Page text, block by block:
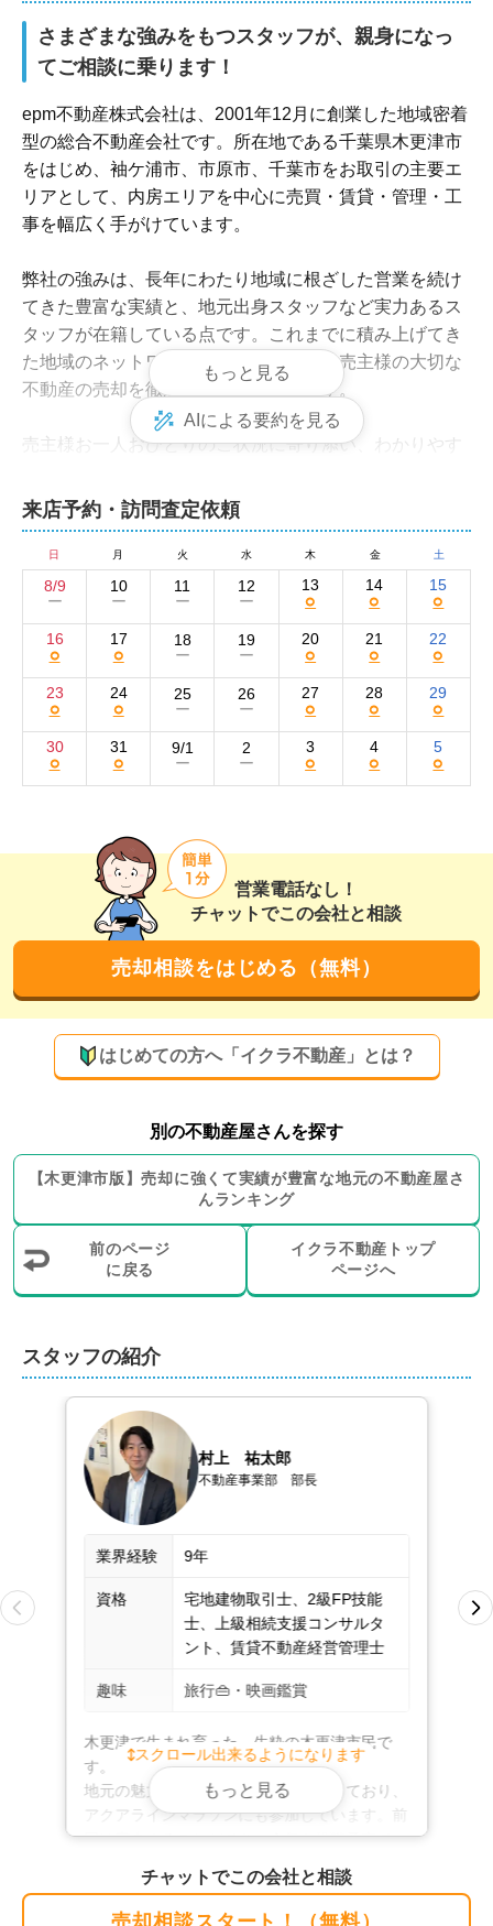
営業電話なし！
チャットでこの会社と相談
売却相談をはじめる（無料）
はじめての方へ「イクラ不動産」とは？
別の不動産屋さんを探す
【木更津市版】売却に強くて実績が豊富な地元の不動産屋さ
んランキング
前のページ
に戻る
イクラ不動産トップ
ページへ
来店予約・訪問査定依頼
日 月 火 水 木 金 土
8/9
ー
10
ー
11
ー
12
ー
13
○
14
○
15
○
16
○
17
○
18
ー
19
ー
20
○
21
○
22
○
23
○
24
○
25
ー
26
ー
27
○
28
○
29
○
30
○
31
○
9/1
ー
2
ー
3
○
4
○
5
○
さまざまな強みをもつスタッフが、親身になっ
てご相談に乗ります！
epm不動産株式会社は、2001年12月に創業した地域密着
型の総合不動産会社です。所在地である千葉県木更津市
をはじめ、袖ケ浦市、市原市、千葉市をお取引の主要エ
リアとして、内房エリアを中心に売買・賃貸・管理・工
事を幅広く手がけています。
弊社の強みは、長年にわたり地域に根ざした営業を続け
てきた豊富な実績と、地元出身スタッフなど実力あるス
タッフが在籍している点です。これまでに積み上げてき
た地域のネットワークと知識を活かし、売主様の大切な
不動産の売却を徹底サポートいたします。
売主様お一人おひとりのご状況に寄り添い、わかりやす
産のことなら、どのようなことでもお気軽にご相談くだ
さい。
epm不動産株式会社の集客方法と売却活動の強
み
弊社では、インターネットを主軸とした売却活動を展開
しています。物件情報は自社ホームページと大手不動産
ポータルサイトのSUUMOに掲載して買い手を集客。SN
SのInstagramでも情報を発信し、幅広い購入層へのアプ
ローチを図っています。
し・メンテナンスを欠かさず、独自のネットワークを活
用して購入希望者を積極的に探しています。地域密着型
の会社でありながら、都内や神奈川からのお問い合わせ
や成約も数多く実現できているのが弊社ならではの特徴
さらに、これまでお取引のあった方から新しいお客様を
ご紹介いただくことも多く、長年にわたる誠実な営業の
積み重ねが、こうしたご縁につながっています。
ご案内も承ります
弊社では、仲介による売却のほかに、すぐに現金化でき
る買取のお取り扱いもございます。売却をお急ぎの方や
周囲に知られずに売却されたい方も、安心してご相談く
ださい。また、投資物件や一棟ビル・マンションの売却
も得意としており、過去には、売主様が複数名にわたる
経験も積んでおります。
売却に伴い必要となる引越し業者のご紹介や、賃貸仲介
も取り扱っております。ご売却後の住み替え先として賃
貸物件のご案内まで、ワンストップで対応できる点も弊
社の強みです。
束いたします。どのようなことでも、まずは弊社までお
気軽にお問い合わせください。
不動産売却は、epm不動産株式会社にお任せく
弊社では、ファイナンシャルプランナーとも連携してお
空き家や事故物件の売却など、複雑な事情が絡む案件も
安心してご相談ください。資金計画も含めたトータルな
視点で、売主様の状況に合ったご提案をいたします。
ご相談や査定は無料。もちろん守秘義務も厳守いたしま
す。店舗には個別ブースと駐車場、キッズスペースを完
備しており、お子様連れでも安心してお越しいただけま
もっと見る
AIによる要約を見る
スタッフの紹介
村上　祐太郎
不動産事業部　部長
業界経験 9年
資格
宅地建物取引士、2級FP技能
士、上級相続支援コンサルタ
ント、賃貸不動産経営管理士
趣味 旅行👜・映画鑑賞
木更津で生まれ育った、生粋の木更津市民で
す。
地元の魅力を日々感じながら仕事をしており、
アクアラインマラソンにも参加しています。前
回は完走することができ、今年も挑戦予定で
不動産のご相談では、お客様のお話を丁寧に伺
い、分かりやすいご説明と誠実な対応を心がけ
スクロール出来るようになります
もっと見る
チャットでこの会社と相談